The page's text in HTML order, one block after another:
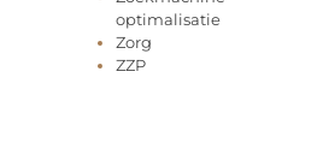
optimalisatie
Zorg
ZZP